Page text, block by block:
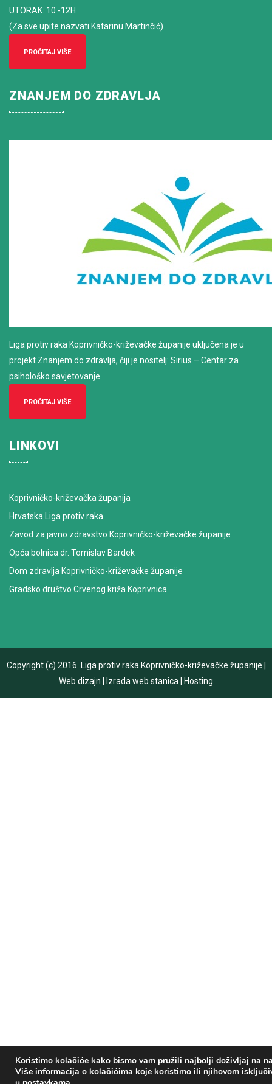
Koristimo kolačiće kako bismo vam pružili najbolji doživljaj na
Više informacija o kolačićima koje koristimo ili njihovom
UTORAK: 10 -12H
(Za sve upite nazvati Katarinu Martinčić)
PROČITAJ VIŠE
ZNANJEM DO ZDRAVLJA
Liga protiv raka Koprivničko-križevačke županije uključena je u
projekt Znanjem do zdravlja, čiji je nositelj: Sirius – Centar za
psihološko savjetovanje
PROČITAJ VIŠE
LINKOVI
Koprivničko-križevačka županija
Hrvatska Liga protiv raka
Zavod za javno zdravstvo Koprivničko-križevačke županije
Opća bolnica dr. Tomislav Bardek
Dom zdravlja Koprivničko-križevačke županije
Gradsko društvo Crvenog križa Koprivnica
Copyright (c) 2016. Liga protiv raka Koprivničko-križevačke županije
Web dizajn
Izrada web stanica Hosting